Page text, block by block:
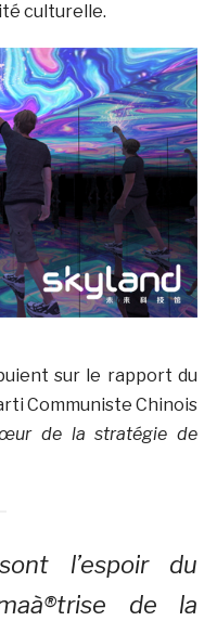
culturelle.
sur le rapport du
Communiste Chinois
de la stratégie de
l’espoir du
de la